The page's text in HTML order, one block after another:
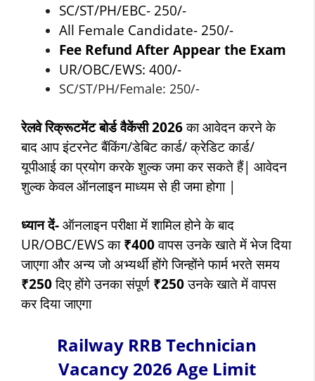
SC/ST/PH/EBC- 250/-
All Female Candidate- 250/-
Fee Refund After Appear the Exam
UR/OBC/EWS: 400/-
SC/ST/PH/Female: 250/-
रेलवे रिक्रूटमेंट बोर्ड वैकेंसी 2026का आवेदन करने के
बाद आप इंटरनेट बैंकिंग/डेबिट कार्ड/ क्रेडिट कार्ड/
यूपीआई का प्रयोग करके शुल्क जमा कर सकते हैं| आवेदन
शुल्क केवल ऑनलाइन माध्यम से ही जमा होगा |
ध्यान दें- ऑनलाइन परीक्षा में शामिल होने के बाद
UR/OBC/EWS का ₹400वापस उनके खाते में भेज दिया
जाएगा और अन्य जो अभ्यर्थी होंगे जिन्होंने फार्म भरते समय
₹250दिए होंगे उनका संपूर्ण ₹250उनके खाते में वापस
कर दिया जाएगा
Railway RRB Technician
Vacancy 2026 Age Limit